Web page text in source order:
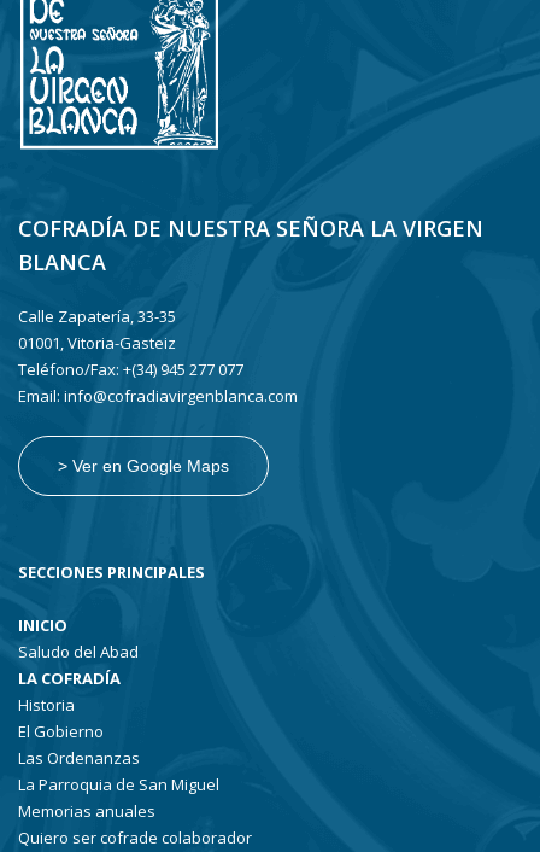
COFRADÍA DE NUESTRA SEÑORA LA VIRGEN
BLANCA
Calle Zapatería, 33-35
01001, Vitoria-Gasteiz
Teléfono/Fax: +(34) 945 277 077
Email: info@cofradiavirgenblanca.com
> Ver en Google Maps
SECCIONES PRINCIPALES
INICIO
Saludo del Abad
LA COFRADÍA
Historia
El Gobierno
Las Ordenanzas
La Parroquia de San Miguel
Memorias anuales
Quiero ser cofrade colaborador